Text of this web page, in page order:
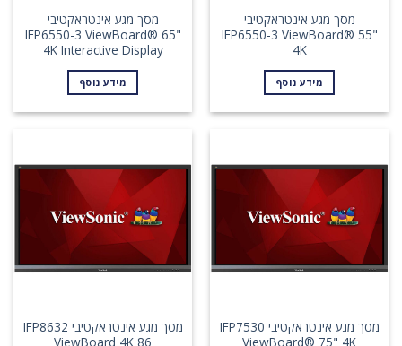
מסך מגע אינטראקטיבי
IFP6550-3 ViewBoard® 55"
4K
מידע נוסף
מסך מגע אינטראקטיבי
IFP6550-3 ViewBoard® 65"
4K Interactive Display
מידע נוסף
מסך מגע אינטראקטיבי IFP7530
ViewBoard® 75" 4K
מסך מגע אינטראקטיבי IFP8632
ViewBoard 4K 86